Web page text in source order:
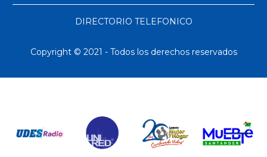
DIRECTORIO TELEFONICO
Copyright © 2021 - Todos los derechos reservados